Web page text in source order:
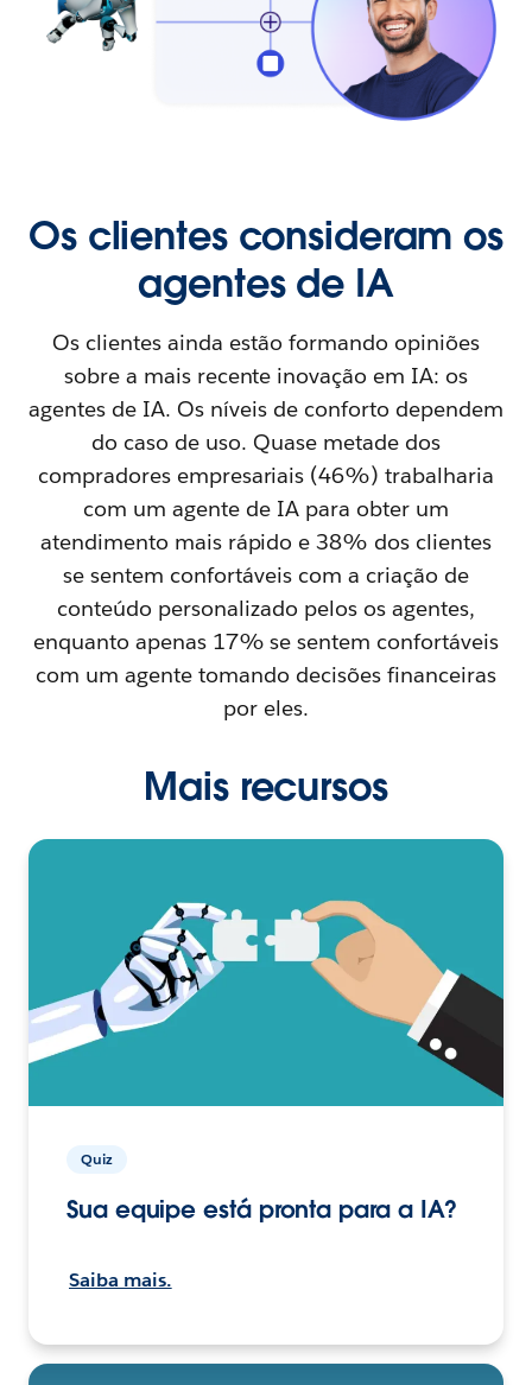
Os clientes consideram os
agentes de IA
Os clientes ainda estão formando opiniões
sobre a mais recente inovação em IA: os
agentes de IA. Os níveis de conforto dependem
do caso de uso. Quase metade dos
compradores empresariais (46%) trabalharia
com um agente de IA para obter um
atendimento mais rápido e 38% dos clientes
se sentem confortáveis com a criação de
conteúdo personalizado pelos os agentes,
enquanto apenas 17% se sentem confortáveis
com um agente tomando decisões financeiras
por eles.
Mais recursos
Quiz
Sua equipe está pronta para a IA?
Saiba mais.